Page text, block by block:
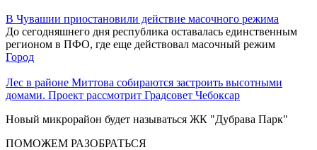
В Чувашии приостановили действие масочного режима
До сегодняшнего дня республика оставалась единственным
регионом в ПФО, где еще действовал масочный режим
Город
Лес в районе Миттова собираются застроить высотными
домами. Проект рассмотрит Градсовет Чебоксар
Новый микрорайон будет называться ЖК "Дубрава Парк"
ПОМОЖЕМ РАЗОБРАТЬСЯ